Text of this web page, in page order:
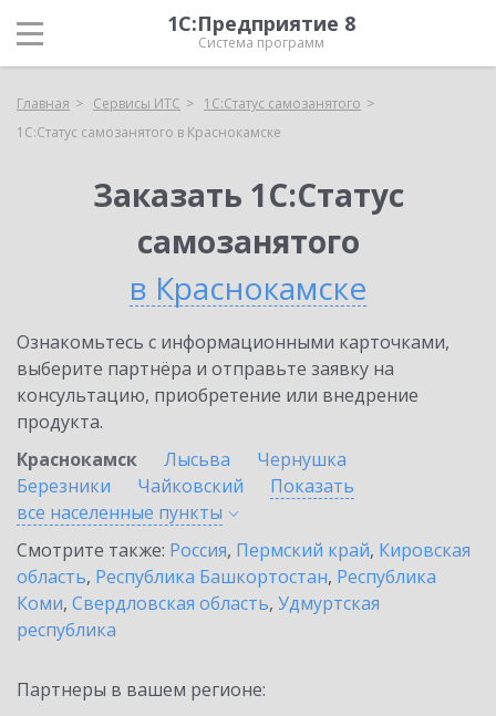
1С:Предприятие 8
Система программ
Главная Сервисы ИТС
1С:Статус самозанятого
1С:Статус самозанятого в Краснокамске
Заказать 1С:Статус
самозанятого
в Краснокамске
Ознакомьтесь с информационными карточками,
выберите партнёра и отправьте заявку на
консультацию, приобретение или внедрение
продукта.
Краснокамск
Лысьва
Чернушка
Березники
Чайковский
Показать
все населенные пункты
Смотрите также: Россия, Пермский край, Кировская
область, Республика Башкортостан, Республика
Коми, Свердловская область, Удмуртская
республика
Партнеры в вашем регионе: